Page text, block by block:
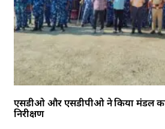
एसडीओ और एसडीपीओ ने किया मंडल
निरीक्षण